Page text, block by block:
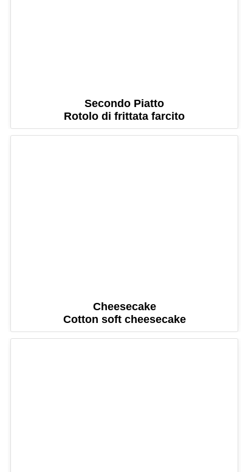
Secondo Piatto
Rotolo di frittata farcito
Cheesecake
Cotton soft cheesecake